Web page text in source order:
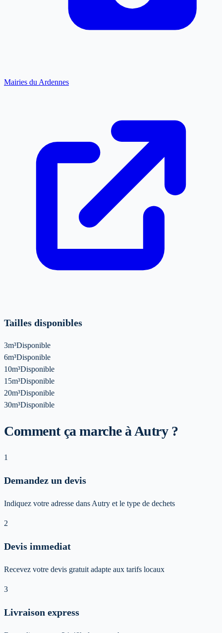
Mairies du Ardennes
Tailles disponibles
3m³Disponible
6m³Disponible
10m³Disponible
15m³Disponible
20m³Disponible
30m³Disponible
Comment ça marche à Autry ?
1
Demandez un devis
Indiquez votre adresse dans Autry et le type de dechets
2
Devis immediat
Recevez votre devis gratuit adapte aux tarifs locaux
3
Livraison express